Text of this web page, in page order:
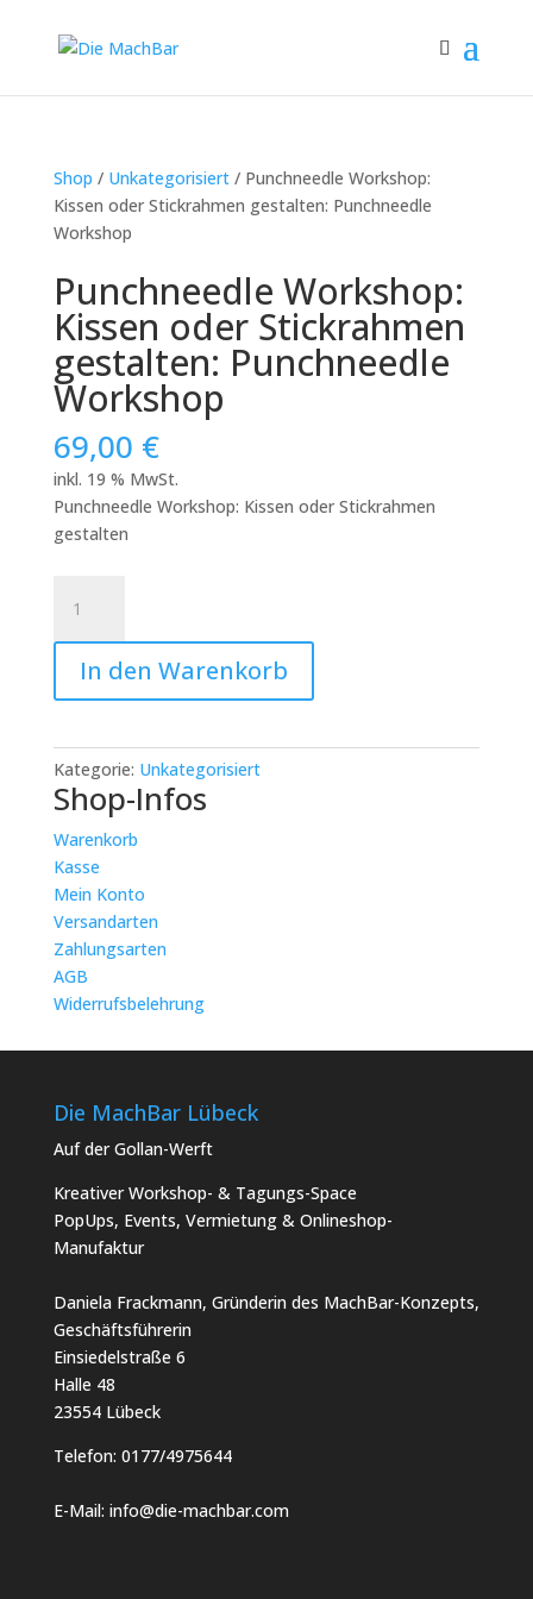
Shop / Unkategorisiert/ Punchneedle Workshop:
Kissen oder Stickrahmen gestalten: Punchneedle
Workshop
Punchneedle Workshop:
Kissen oder Stickrahmen
gestalten: Punchneedle
Workshop
69,00 €
inkl. 19 % MwSt.
Punchneedle Workshop: Kissen oder Stickrahmen
gestalten
Workshop:
Kissen
oder
Stickrahmen
Punchneedle
Workshop
Menge
In den Warenkorb
Kategorie: Unkategorisiert
Shop-Infos
Warenkorb
Kasse
Mein Konto
Versandarten
Zahlungsarten
AGB
Widerrufsbelehrung
Die MachBar Lübeck
Auf der Gollan-Werft
Kreativer Workshop- & Tagungs-Space
PopUps, Events, Vermietung & Onlineshop-
Manufaktur
Daniela Frackmann, Gründerin des MachBar-Konzepts,
Geschäftsführerin
Einsiedelstraße 6
Halle 48
23554 Lübeck
Telefon: 0177/4975644
E-Mail: info@die-machbar.com